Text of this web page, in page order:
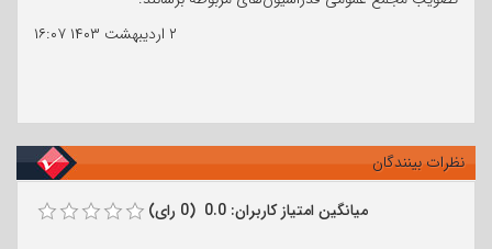
۲ اردیبهشت ۱۴۰۳
۱۶:۰۷
نظرات بینندگان
میانگین امتیاز کاربران: 0.0 (0 رای)